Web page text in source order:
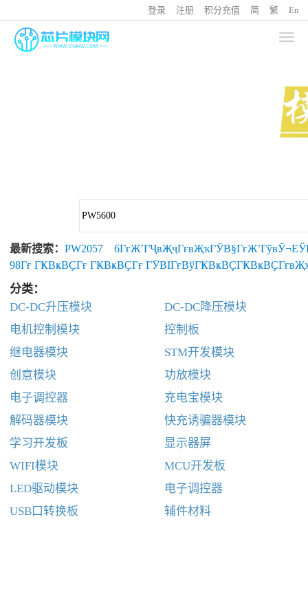
登录 注册 积分充值 简 繁 En
最新搜索： PW2057
98Гғ ГҜВҝВҪГғ ГҜВҝВҪГғ
ГҜВҝВҪ
分类：
DC-DC升压模块
DC-DC降压模块
电机控制模块
控制板
继电器模块
STM开发模块
创意模块
功放模块
电子调控器
充电宝模块
解码器模块
快充诱骗器模块
学习开发板
显示器屏
WIFI模块
MCU开发板
LED驱动模块
电子调控器
USB口转换板
辅件材料